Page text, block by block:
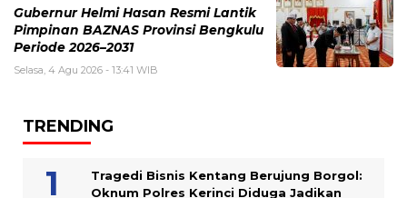
Gubernur Helmi Hasan Resmi Lantik
Pimpinan BAZNAS Provinsi Bengkulu
Periode 2026–2031
Selasa, 4 Agu 2026 - 13:41 WIB
TRENDING
Tragedi Bisnis Kentang Berujung Borgol:
Oknum Polres Kerinci Diduga Jadikan